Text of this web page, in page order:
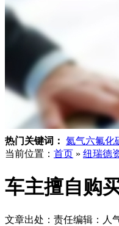
热门关键词： 氦气六氟化
当前位置： 首页 » 纽瑞德
车主擅自购
文章出处： 责任编辑： 人